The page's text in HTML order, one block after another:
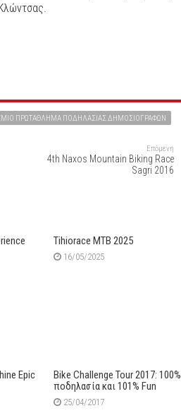
ΠΡΩΤΆΘΛΗΜΑ ΠΟΔΗΛΑΣΊΑΣ ΔΗΜΟΣΙΟΓΡΆΦΩΝ
Επόμενη
4th Naxos Mountain Biking Race
Sagri 2016
Tihiorace MTB 2025
16/05/2025
Epic
Bike Challenge Tour 2017: 100%
ποδηλασία και 101% Fun
25/04/2017